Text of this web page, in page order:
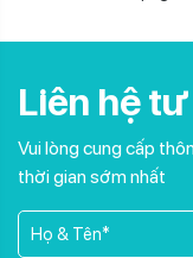
Liên hệ
Vui lòng cung cấp
thời gian sớm nhất